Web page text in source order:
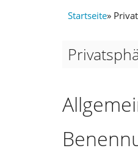
Startseite»